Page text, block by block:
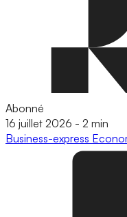
Abonné
16 juillet 2026 - 2 min
Business-express